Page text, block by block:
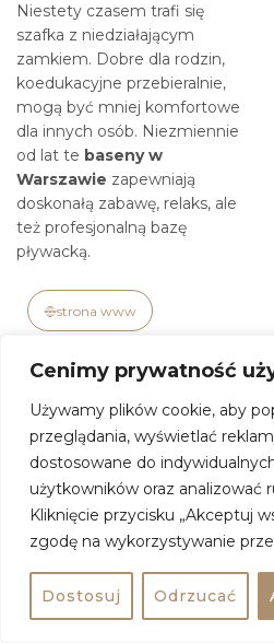
Cenimy prywatność
Używamy plików cookie, aby
przeglądania, wyświetlać
dostosowane do
użytkowników oraz analizować
Kliknięcie przycisku „Akceptuj
zgodę na wykorzystywanie
Dostosuj Odrzucać
Niestety czasem trafi się
szafka z niedziałającym
zamkiem. Dobre dla rodzin,
koedukacyjne przebieralnie,
mogą być mniej komfortowe
dla innych osób. Niezmiennie
od lat te baseny w
Warszawie zapewniają
doskonałą zabawę, relaks, ale
też profesjonalną bazę
pływacką.
strona www
Centrum
Rehabilitacyjne
Uniwersytetu
Centrum Sportowo-
Rehabilitacyjne WUMto
nowoczesny, świetnie
zaprojektowany budynek:
szkło, stal, a do tego dużo
Zasugeruj Zobacz na